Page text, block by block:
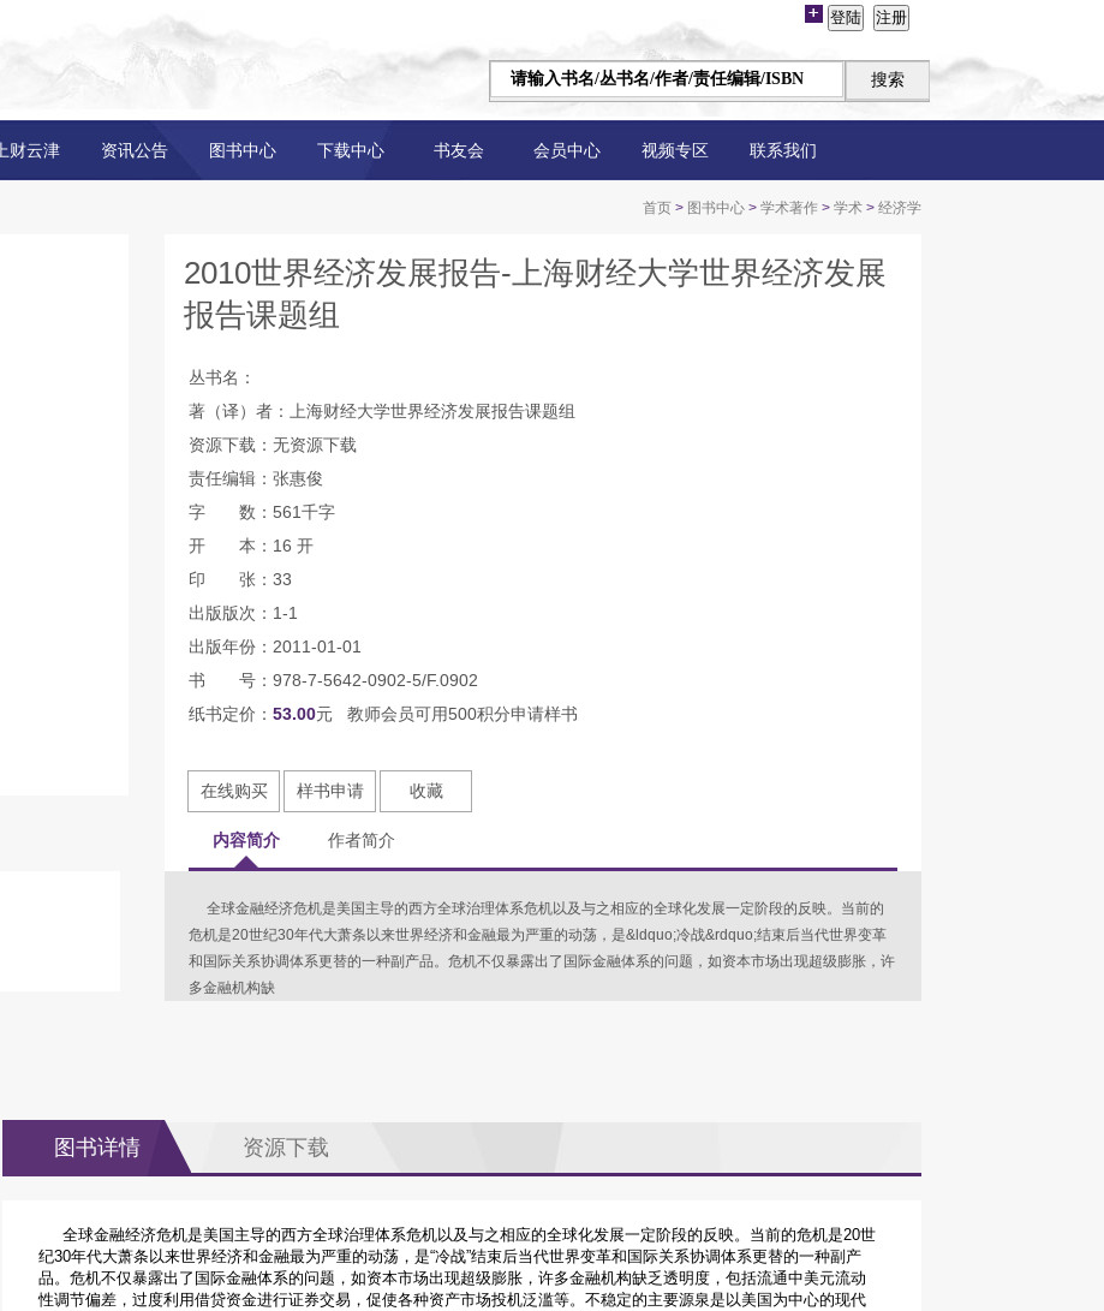
上财云津 资讯公告 图书中心 下载中心 书友会 会员中心 视频专区 联系我们
首页 > 图书中心 > 学术著作 > 学术 > 经济学
2010世界经济发展报告-上海财经大学世界经济发展
报告课题组
丛书名：
著（译）者：上海财经大学世界经济发展报告课题组
资源下载：无资源下载
责任编辑：张惠俊
字 数：561千字
开 本：16 开
印 张：33
出版版次：1-1
出版年份：2011-01-01
书 号：978-7-5642-0902-5/F.0902
纸书定价： 53.00元 教师会员可用500积分申请样书
在线购买 样书申请 收藏
内容简介 作者简介
全球金融经济危机是美国主导的西方全球治理体系危机以及与之相应的全球化发展一定阶段的反映。当前的
危机是20世纪30年代大萧条以来世界经济和金融最为严重的动荡，是&ldquo;冷战&rdquo;结束后当代世界变革
和国际关系协调体系更替的一种副产品。危机不仅暴露出了国际金融体系的问题，如资本市场出现超级膨胀，许
多金融机构缺
图书详情 资源下载
全球金融经济危机是美国主导的西方全球治理体系危机以及与之相应的全球化发展一定阶段的反映。当前的危机是20世
纪30年代大萧条以来世界经济和金融最为严重的动荡，是“冷战”结束后当代世界变革和国际关系协调体系更替的一种副产
品。危机不仅暴露出了国际金融体系的问题，如资本市场出现超级膨胀，许多金融机构缺乏透明度，包括流通中美元流动
性调节偏差，过度利用借贷资金进行证券交易，促使各种资产市场投机泛滥等。不稳定的主要源泉是以美国为中心的现代